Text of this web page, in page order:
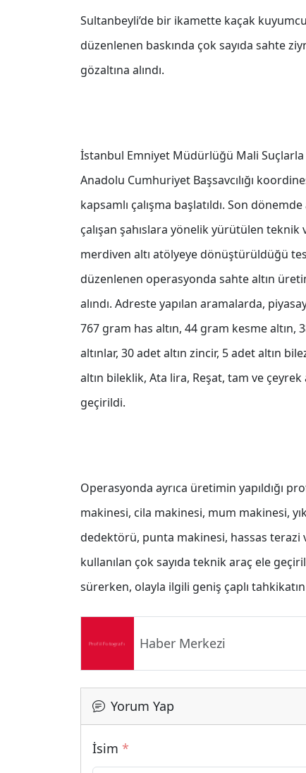
Sultanbeyli’de bir ikamette kaçak
düzenlenen baskında çok sayıda sahte
gözaltına alındı.
İstanbul Emniyet Müdürlüğü Mali
Anadolu Cumhuriyet Başsavcılığı
kapsamlı çalışma başlatıldı. Son
çalışan şahıslara yönelik yürütülen
merdiven altı atölyeye dönüştürüldüğü
düzenlenen operasyonda sahte altın
alındı. Adreste yapılan aramalarda,
767 gram has altın, 44 gram kesme altın,
altınlar, 30 adet altın zincir, 5 adet altın
altın bileklik, Ata lira, Reşat, tam ve
geçirildi.
Operasyonda ayrıca üretimin yapıldığı
makinesi, cila makinesi, mum makinesi,
dedektörü, punta makinesi, hassas terazi
kullanılan çok sayıda teknik araç ele
sürerken, olayla ilgili geniş çaplı
Haber Merkezi
Yorum Yap
İsim *